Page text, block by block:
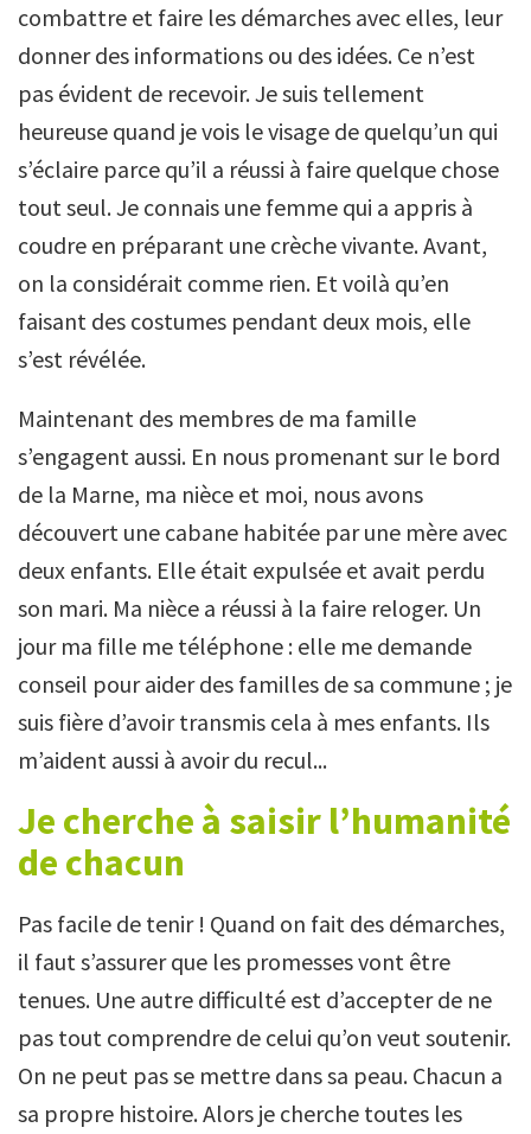
combattre et faire les démarches avec elles, leur
donner des informations ou des idées. Ce n’est
pas évident de recevoir. Je suis tellement
heureuse quand je vois le visage de quelqu’un qui
s’éclaire parce qu’il a réussi à faire quelque chose
tout seul. Je connais une femme qui a appris à
coudre en préparant une crèche vivante. Avant,
on la considérait comme rien. Et voilà qu’en
faisant des costumes pendant deux mois, elle
s’est révélée.
Maintenant des membres de ma famille
s’engagent aussi. En nous promenant sur le bord
de la Marne, ma nièce et moi, nous avons
découvert une cabane habitée par une mère avec
deux enfants. Elle était expulsée et avait perdu
son mari. Ma nièce a réussi à la faire reloger. Un
jour ma fille me téléphone : elle me demande
conseil pour aider des familles de sa commune ; je
suis fière d’avoir transmis cela à mes enfants. Ils
m’aident aussi à avoir du recul...
Je cherche à saisir l’humanité
de chacun
Pas facile de tenir ! Quand on fait des démarches,
il faut s’assurer que les promesses vont être
tenues. Une autre difficulté est d’accepter de ne
pas tout comprendre de celui qu’on veut soutenir.
On ne peut pas se mettre dans sa peau. Chacun a
sa propre histoire. Alors je cherche toutes les